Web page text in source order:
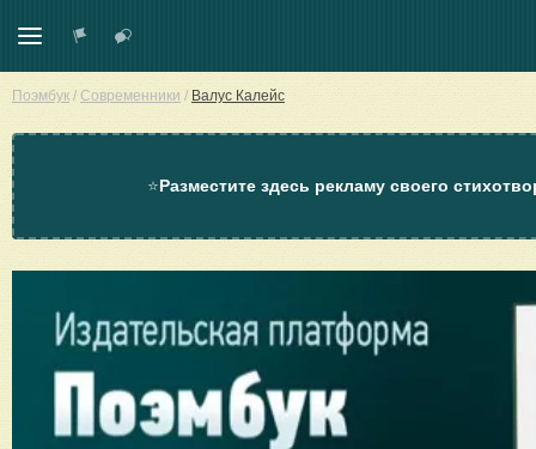
Поэмбук / Современники / Валус Калейс
⭐Разместите здесь рекламу своего